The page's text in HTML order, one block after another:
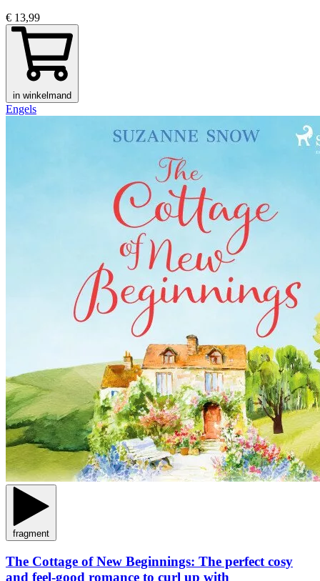
€ 13,99
in winkelmand
Engels
fragment
The Cottage of New Beginnings: The perfect cosy
and feel-good romance to curl up with